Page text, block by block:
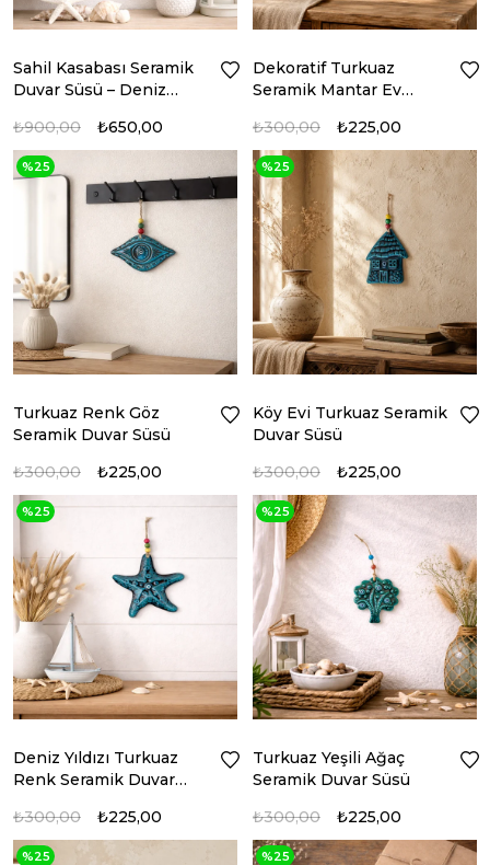
Sahil Kasabası Seramik
Duvar Süsü – Deniz
₺650,00
₺900,00
Dekoratif Turkuaz
Seramik Mantar Ev
₺225,00
₺300,00
Turkuaz Renk Göz
Seramik Duvar Süsü
₺225,00
₺300,00
%25
Köy Evi Turkuaz Seramik
Duvar Süsü
₺225,00
₺300,00
%25
Deniz Yıldızı Turkuaz
Renk Seramik Duvar
₺225,00
₺300,00
%25
Turkuaz Yeşili Ağaç
Seramik Duvar Süsü
₺225,00
₺300,00
%25
%25 %25